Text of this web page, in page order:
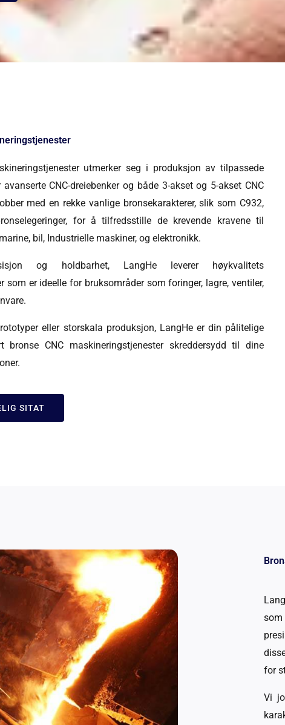
utmerker seg i produksjon av tilpassede
avanserte CNC-dreiebenker og både 3-akset og 5-akset CNC
med en rekke vanlige bronsekarakterer, slik som C932,
for å tilfredsstille de krevende kravene til
bil, Industrielle maskiner, og elektronikk.
og holdbarhet, LangHe leverer høykvalitets
som er ideelle for bruksområder som foringer, lagre, ventiler,
eller storskala produksjon, LangHe er din pålitelige
bronse CNC maskineringstjenester skreddersydd til dine
SITAT
som
for
Vi